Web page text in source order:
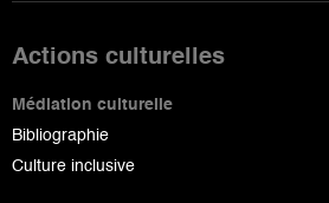
Actions culturelles
Médiation culturelle
Bibliographie
Culture inclusive